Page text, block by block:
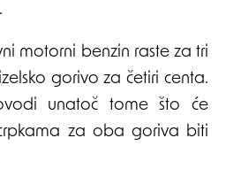
motorni benzin raste za tri
gorivo za četiri centa.
unatoč tome što će
za oba goriva biti